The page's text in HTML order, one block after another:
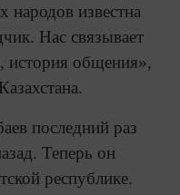
народов известна
Нас связывает
история общения»,
последний раз
Теперь он
республике.